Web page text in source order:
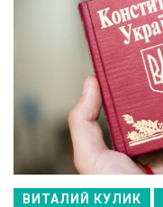
ВИТАЛИЙ КУЛИК